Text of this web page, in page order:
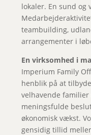
lokaler. En sund og
teambuilding,
arrangementer i
En virksomhed i
Imperium Family
henblik på at
velhavende
meningsfulde
økonomisk vækst.
gensidig tillid